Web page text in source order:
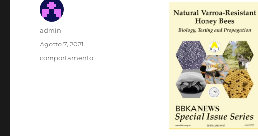
Autor
admin
Publicado
Agosto 7, 2021
Categorias
comportamento